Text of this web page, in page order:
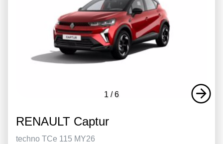
1 /6
RENAULT Captur
techno TCe 115 MY26